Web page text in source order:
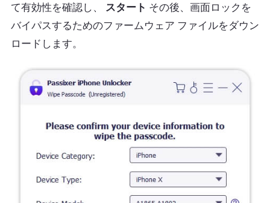
て有効性を確認し、
スタート その後、画面ロックを
バイパスするためのファームウェア ファイルをダウン
ロードします。